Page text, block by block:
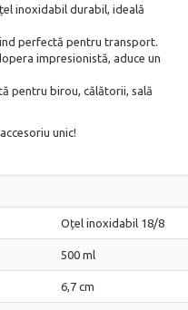
inoxidabil durabil, ideală
perfectă pentru transport.
impresionistă, aduce un
pentru birou, călătorii, sală
unic!
Oțel inoxidabil 18/8
500 ml
6,7 cm